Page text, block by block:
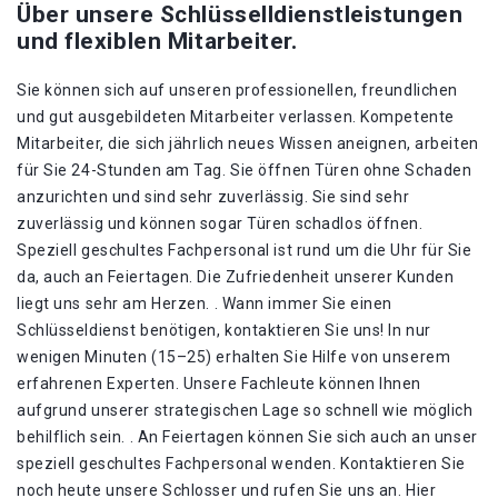
Über unsere Schlüsselldienstleistungen
und flexiblen Mitarbeiter.
Sie können sich auf unseren professionellen, freundlichen
und gut ausgebildeten Mitarbeiter verlassen. Kompetente
Mitarbeiter, die sich jährlich neues Wissen aneignen, arbeiten
für Sie 24-Stunden am Tag. Sie öffnen Türen ohne Schaden
anzurichten und sind sehr zuverlässig. Sie sind sehr
zuverlässig und können sogar Türen schadlos öffnen.
Speziell geschultes Fachpersonal ist rund um die Uhr für Sie
da, auch an Feiertagen. Die Zufriedenheit unserer Kunden
liegt uns sehr am Herzen. . Wann immer Sie einen
Schlüsseldienst benötigen, kontaktieren Sie uns! In nur
wenigen Minuten (15–25) erhalten Sie Hilfe von unserem
erfahrenen Experten. Unsere Fachleute können Ihnen
aufgrund unserer strategischen Lage so schnell wie möglich
behilflich sein. . An Feiertagen können Sie sich auch an unser
speziell geschultes Fachpersonal wenden. Kontaktieren Sie
noch heute unsere Schlosser und rufen Sie uns an. Hier